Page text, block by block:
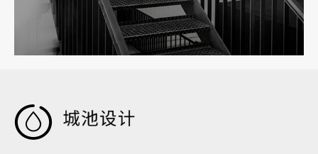
工厂短视频拍摄后，怎样放进官网帮助客户判断实力
